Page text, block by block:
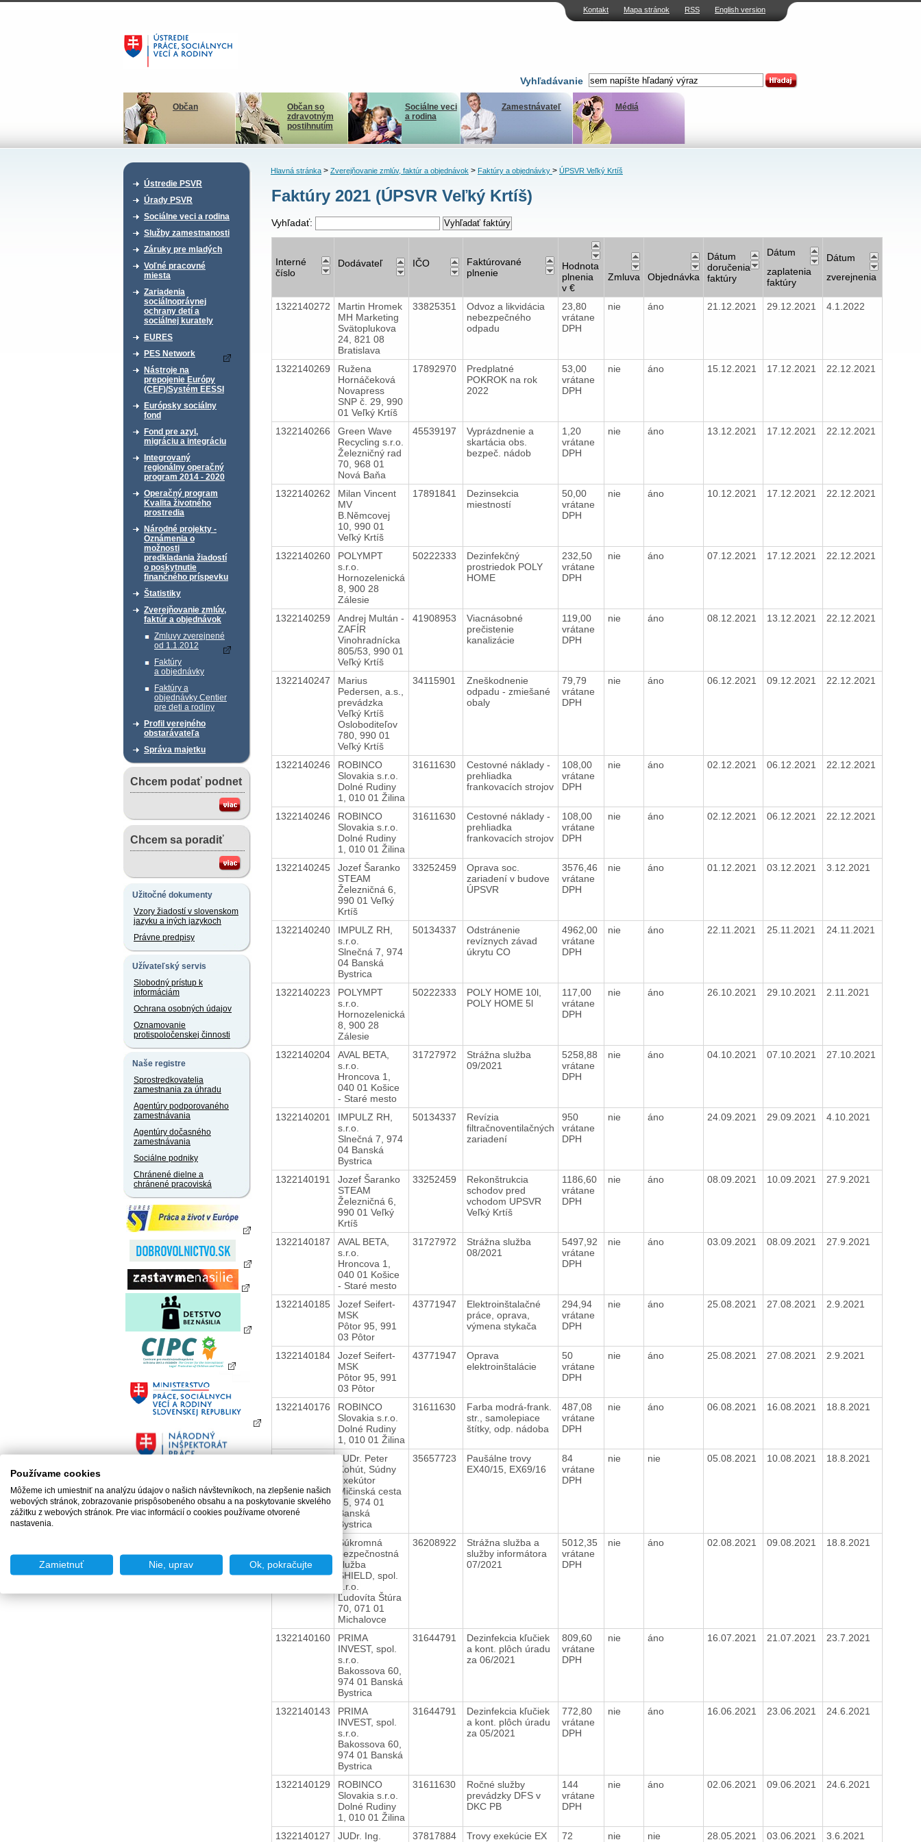
Kontakt Mapa stránok RSS English version
Vyhľadávanie
Občan
Občan so
zdravotným
postihnutím
Sociálne veci
a rodina
Zamestnávateľ Médiá
Ústredie PSVR
Úrady PSVR
Sociálne veci a rodina
Služby zamestnanosti
Záruky pre mladých
Voľné pracovné
miesta
Zariadenia
sociálnoprávnej
ochrany detí a
sociálnej kurately
EURES
PES Network
Nástroje na
prepojenie Európy
(CEF)/Systém EESSI
Európsky sociálny
fond
Fond pre azyl,
migráciu a integráciu
Integrovaný
regionálny operačný
program 2014 - 2020
Operačný program
Kvalita životného
prostredia
Národné projekty -
Oznámenia o
možnosti
predkladania žiadostí
o poskytnutie
finančného príspevku
Štatistiky
Zverejňovanie zmlúv,
faktúr a objednávok
Zmluvy zverejnené
od 1.1.2012
Faktúry
a objednávky
Faktúry a
objednávky Centier
pre deti a rodiny
Profil verejného
obstarávateľa
Správa majetku
Chcem podať podnet
Chcem sa poradiť
Užitočné dokumenty
Vzory žiadostí v slovenskom
jazyku a iných jazykoch
Právne predpisy
Užívateľský servis
Slobodný prístup k
informáciám
Ochrana osobných údajov
Oznamovanie
protispoločenskej činnosti
Naše registre
Sprostredkovatelia
zamestnania za úhradu
Agentúry podporovaného
zamestnávania
Agentúry dočasného
zamestnávania
Sociálne podniky
Chránené dielne a
chránené pracoviská
Hlavná stránka> Zverejňovanie zmlúv, faktúr a objednávok> Faktúry a objednávky > ÚPSVR Veľký Krtíš
Faktúry 2021 (ÚPSVR Veľký Krtíš)
Vyhľadať:
Interné
číslo
Dodávateľ IČO
Faktúrované
plnenie
Hodnota
plnenia
v €
Zmluva Objednávka
Dátum
doručenia
faktúry
Dátum
zaplatenia
faktúry
Dátum
zverejnenia
1322140272
Martin Hromek
MH Marketing
Svätoplukova
24, 821 08
Bratislava
33825351
Odvoz a likvidácia
nebezpečného
odpadu
23,80
vrátane
DPH
nie áno 21.12.2021 29.12.2021 4.1.2022
1322140269
Ružena
Hornáčeková
Novapress
SNP č. 29, 990
01 Veľký Krtíš
17892970
Predplatné
POKROK na rok
2022
53,00
vrátane
DPH
nie áno 15.12.2021 17.12.2021 22.12.2021
1322140266
Green Wave
Recycling s.r.o.
Železničný rad
70, 968 01
Nová Baňa
45539197
Vyprázdnenie a
skartácia obs.
bezpeč. nádob
1,20
vrátane
DPH
nie áno 13.12.2021 17.12.2021 22.12.2021
1322140262
Milan Vincent
MV
B.Němcovej
10, 990 01
Veľký Krtíš
17891841
Dezinsekcia
miestností
50,00
vrátane
DPH
nie áno 10.12.2021 17.12.2021 22.12.2021
1322140260
POLYMPT
s.r.o.
Hornozelenická
8, 900 28
Zálesie
50222333
Dezinfekčný
prostriedok POLY
HOME
232,50
vrátane
DPH
nie áno 07.12.2021 17.12.2021 22.12.2021
1322140259
Andrej Multán -
ZAFÍR
Vinohradnícka
805/53, 990 01
Veľký Krtíš
41908953
Viacnásobné
prečistenie
kanalizácie
119,00
vrátane
DPH
nie áno 08.12.2021 13.12.2021 22.12.2021
1322140247
Marius
Pedersen, a.s.,
prevádzka
Veľký Krtíš
Osloboditeľov
780, 990 01
Veľký Krtíš
34115901
Zneškodnenie
odpadu - zmiešané
obaly
79,79
vrátane
DPH
nie áno 06.12.2021 09.12.2021 22.12.2021
1322140246
ROBINCO
Slovakia s.r.o.
Dolné Rudiny
1, 010 01 Žilina
31611630
Cestovné náklady -
prehliadka
frankovacích strojov
108,00
vrátane
DPH
nie áno 02.12.2021 06.12.2021 22.12.2021
1322140246
ROBINCO
Slovakia s.r.o.
Dolné Rudiny
1, 010 01 Žilina
31611630
Cestovné náklady -
prehliadka
frankovacích strojov
108,00
vrátane
DPH
nie áno 02.12.2021 06.12.2021 22.12.2021
1322140245
Jozef Šaranko
STEAM
Železničná 6,
990 01 Veľký
Krtíš
33252459
Oprava soc.
zariadení v budove
ÚPSVR
3576,46
vrátane
DPH
nie áno 01.12.2021 03.12.2021 3.12.2021
1322140240
IMPULZ RH,
s.r.o.
Slnečná 7, 974
04 Banská
Bystrica
50134337
Odstránenie
revíznych závad
úkrytu CO
4962,00
vrátane
DPH
nie áno 22.11.2021 25.11.2021 24.11.2021
1322140223
POLYMPT
s.r.o.
Hornozelenická
8, 900 28
Zálesie
50222333
POLY HOME 10l,
POLY HOME 5l
117,00
vrátane
DPH
nie áno 26.10.2021 29.10.2021 2.11.2021
1322140204
AVAL BETA,
s.r.o.
Hroncova 1,
040 01 Košice
- Staré mesto
31727972
Strážna služba
09/2021
5258,88
vrátane
DPH
nie áno 04.10.2021 07.10.2021 27.10.2021
1322140201
IMPULZ RH,
s.r.o.
Slnečná 7, 974
04 Banská
Bystrica
50134337
Revízia
filtračnoventilačných
zariadení
950
vrátane
DPH
nie áno 24.09.2021 29.09.2021 4.10.2021
1322140191
Jozef Šaranko
STEAM
Železničná 6,
990 01 Veľký
Krtíš
33252459
Rekonštrukcia
schodov pred
vchodom UPSVR
Veľký Krtíš
1186,60
vrátane
DPH
nie áno 08.09.2021 10.09.2021 27.9.2021
1322140187
AVAL BETA,
s.r.o.
Hroncova 1,
040 01 Košice
- Staré mesto
31727972
Strážna služba
08/2021
5497,92
vrátane
DPH
nie áno 03.09.2021 08.09.2021 27.9.2021
1322140185
Jozef Seifert-
MSK
Pôtor 95, 991
03 Pôtor
43771947
Elektroinštalačné
práce, oprava,
výmena stykača
294,94
vrátane
DPH
nie áno 25.08.2021 27.08.2021 2.9.2021
1322140184
Jozef Seifert-
MSK
Pôtor 95, 991
03 Pôtor
43771947
Oprava
elektroinštalácie
50
vrátane
DPH
nie áno 25.08.2021 27.08.2021 2.9.2021
1322140176
ROBINCO
Slovakia s.r.o.
Dolné Rudiny
1, 010 01 Žilina
31611630
Farba modrá-frank.
str., samolepiace
štítky, odp. nádoba
487,08
vrátane
DPH
nie áno 06.08.2021 16.08.2021 18.8.2021
1322140172
JUDr. Peter
Kohút, Súdny
exekútor
Mičinská cesta
35, 974 01
Banská
Bystrica
35657723
Paušálne trovy
EX40/15, EX69/16
84
vrátane
DPH
nie nie 05.08.2021 10.08.2021 18.8.2021
Súkromná
bezpečnostná
služba
SHIELD, spol.
s.r.o.
Ľudovíta Štúra
70, 071 01
Michalovce
36208922
Strážna služba a
služby informátora
07/2021
5012,35
vrátane
DPH
nie áno 02.08.2021 09.08.2021 18.8.2021
1322140160
PRIMA
INVEST, spol.
s.r.o.
Bakossova 60,
974 01 Banská
Bystrica
31644791
Dezinfekcia kľučiek
a kont. plôch úradu
za 06/2021
809,60
vrátane
DPH
nie áno 16.07.2021 21.07.2021 23.7.2021
1322140143
PRIMA
INVEST, spol.
s.r.o.
Bakossova 60,
974 01 Banská
Bystrica
31644791
Dezinfekcia kľučiek
a kont. plôch úradu
za 05/2021
772,80
vrátane
DPH
nie áno 16.06.2021 23.06.2021 24.6.2021
1322140129
ROBINCO
Slovakia s.r.o.
Dolné Rudiny
1, 010 01 Žilina
31611630
Ročné služby
prevádzky DFS v
DKC PB
144
vrátane
DPH
nie áno 02.06.2021 09.06.2021 24.6.2021
1322140127
JUDr. Ing.
37817884
Trovy exekúcie EX
72
nie nie 28.05.2021 03.06.2021 3.6.2021
Používame cookies
Môžeme ich umiestniť na analýzu údajov o našich návštevníkoch, na zlepšenie našich
webových stránok, zobrazovanie prispôsobeného obsahu a na poskytovanie skvelého
zážitku z webových stránok. Pre viac informácií o cookies používame otvorené
nastavenia.
Zamietnuť Nie, uprav Ok, pokračujte